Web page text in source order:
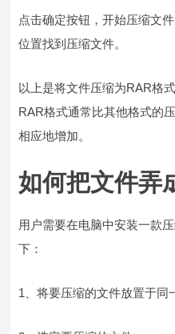
点击确定按钮，开始压缩文
位置找到压缩文件。
以上是将文件压缩为RAR格
RAR格式通常比其他格式的
相应地增加。
如何把文件弄
用户需要在电脑中安装一款
下：
1、将要压缩的文件放置于同